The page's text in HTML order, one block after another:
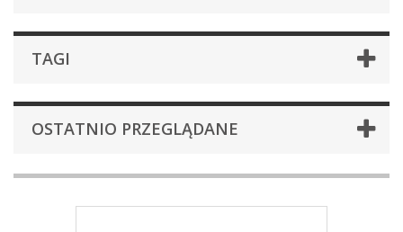
TAGI
OSTATNIO PRZEGLĄDANE